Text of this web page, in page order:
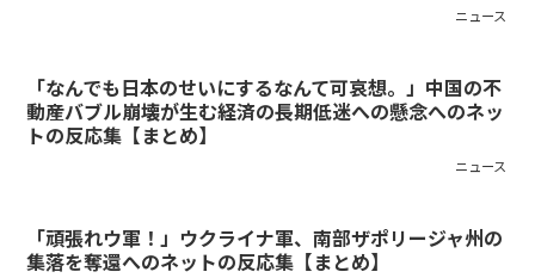
ニュース
「なんでも日本のせいにするなんて可哀想。」中国の不
動産バブル崩壊が生む経済の長期低迷への懸念へのネッ
トの反応集【まとめ】
ニュース
「頑張れウ軍！」ウクライナ軍、南部ザポリージャ州の
集落を奪還へのネットの反応集【まとめ】